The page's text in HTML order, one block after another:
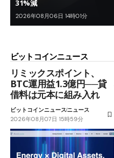
31%減
2026年08月06日 14時01分
ビットコインニュース
リミックスポイント、
BTC運用益1.3億円──貸
借料は元本に組み入れ
ビットコインニュースニュース
2026年08月07日 15時59分